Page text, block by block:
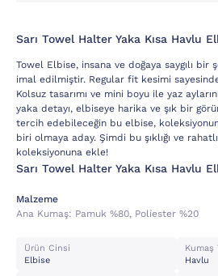
Sarı Towel Halter Yaka Kısa Havlu
Towel Elbise, insana ve doğaya saygılı
imal edilmiştir. Regular fit kesimi
Kolsuz tasarımı ve mini boyu ile yaz
yaka detayı, elbiseye harika ve şık bir
tercih edebileceğin bu elbise,
biri olmaya aday. Şimdi bu şıklığı ve
koleksiyonuna ekle!
Sarı Towel Halter Yaka Kısa Havlu
Malzeme
Ana Kumaş: Pamuk %80, Poli̇ester %20
Ürün Cinsi
Elbise
Kumaş
Havlu